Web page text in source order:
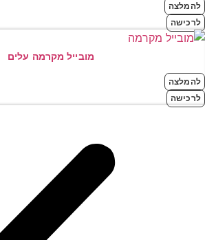
להמלצה
לרכישה
מובייל מקרמה עלים
להמלצה
לרכישה